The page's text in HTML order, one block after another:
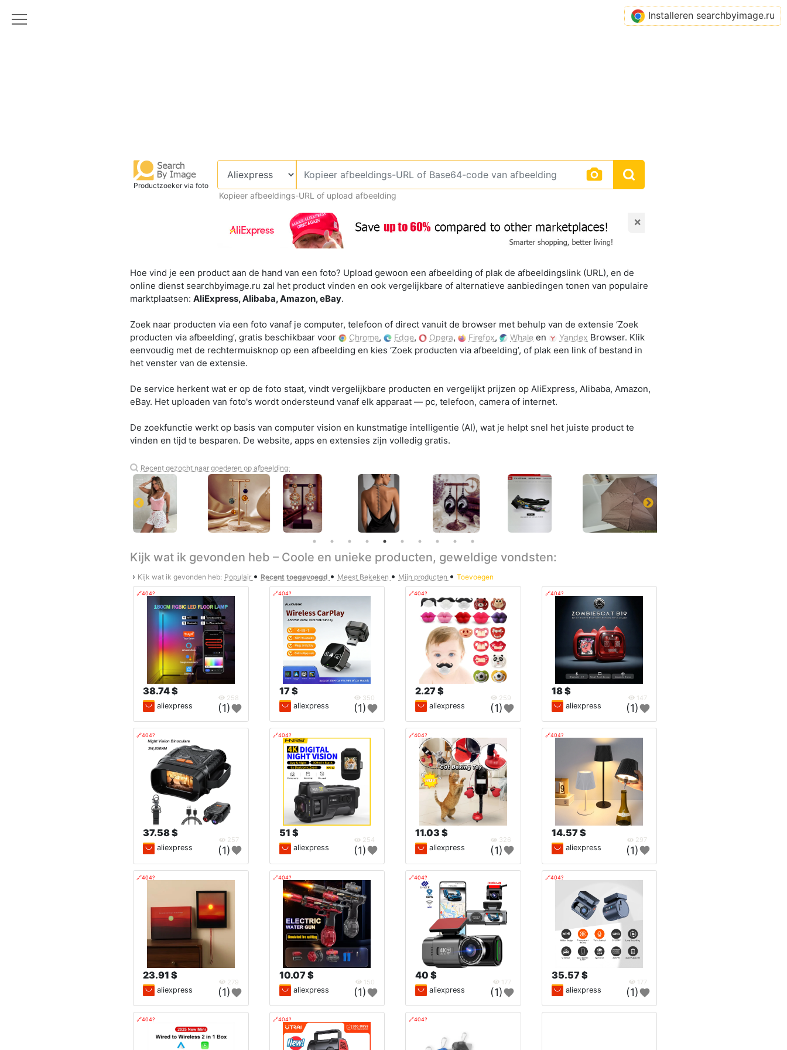
Productzoeker via foto
Kopieer afbeeldings-URL of upload afbeelding
×
Hoe vind je een product aan de hand van een foto? Upload gewoon een afbeelding of plak de afbeeldingslink (URL), en de
online dienst searchbyimage.ru zal het product vinden en ook vergelijkbare of alternatieve aanbiedingen tonen van populaire
marktplaatsen: AliExpress, Alibaba, Amazon, eBay.
Zoek naar producten via een foto vanaf je computer, telefoon of direct vanuit de browser met behulp van de extensie ‘Zoek
producten via afbeelding’, gratis beschikbaar voor
Chrome, Edge, Opera, Firefox, Whale en Yandex Browser. Klik
eenvoudig met de rechtermuisknop op een afbeelding en kies ‘Zoek producten via afbeelding’, of plak een link of bestand in
het venster van de extensie.
De service herkent wat er op de foto staat, vindt vergelijkbare producten en vergelijkt prijzen op AliExpress, Alibaba, Amazon,
eBay. Het uploaden van foto's wordt ondersteund vanaf elk apparaat — pc, telefoon, camera of internet.
De zoekfunctie werkt op basis van computer vision en kunstmatige intelligentie (AI), wat je helpt snel het juiste product te
vinden en tijd te besparen. De website, apps en extensies zijn volledig gratis.
Recent gezocht naar goederen op afbeelding:
Kijk wat ik gevonden heb – Coole en unieke producten, geweldige vondsten:
› Kijk wat ik gevonden heb: Populair • Recent toegevoegd • Meest Bekeken • Mijn producten • Toevoegen
🔗404?
38.74 $
258
aliexpress (1)
🔗404?
17 $
350
aliexpress (1)
🔗404?
2.27 $
259
aliexpress (1)
🔗404?
18 $
147
aliexpress (1)
🔗404?
37.58 $
257
aliexpress (1)
🔗404?
51 $
254
aliexpress (1)
🔗404?
11.03 $
326
aliexpress (1)
🔗404?
14.57 $
297
aliexpress (1)
🔗404?
23.91 $
279
aliexpress (1)
🔗404?
10.07 $
150
aliexpress (1)
🔗404?
40 $
177
aliexpress (1)
🔗404?
35.57 $
177
aliexpress (1)
🔗404? 🔗404? 🔗404?
Installeren searchbyimage.ru